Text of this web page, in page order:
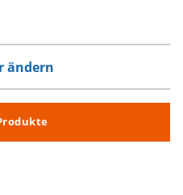
ändern